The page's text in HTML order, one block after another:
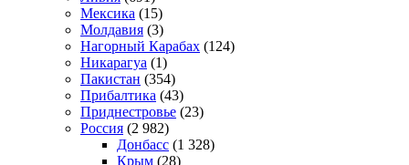
Мексика (15)
Молдавия (3)
Нагорный Карабах (124)
Никарагуа (1)
Пакистан (354)
Прибалтика (43)
Приднестровье (23)
Россия (2 982)
Донбасс (1 328)
Крым (28)